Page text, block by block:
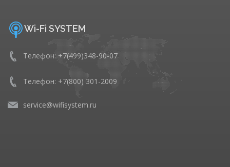
Wi-Fi SYSTEM
Телефон: +7(499)348-90-07
Телефон: +7(800) 301-2009
service@wifisystem.ru